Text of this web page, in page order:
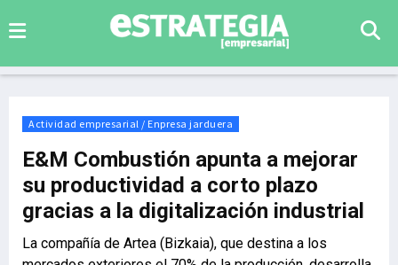
Actividad empresarial / Enpresa jarduera
E&M Combustión apunta a mejorar
su productividad a corto plazo
gracias a la digitalización industrial
La compañía de Artea (Bizkaia), que destina a los